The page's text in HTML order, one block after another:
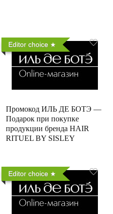
Editor choice
Промокод ИЛЬ ДЕ БОТЭ —
Подарок при покупке
продукции бренда HAIR
RITUEL BY SISLEY
Editor choice